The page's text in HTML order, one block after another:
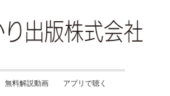
無料解説動画 アプリで聴く